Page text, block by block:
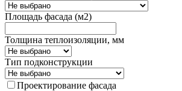
Площадь фасада (м2)
Толщина теплоизоляции, мм
Тип подконструкции
Проектирование фасада